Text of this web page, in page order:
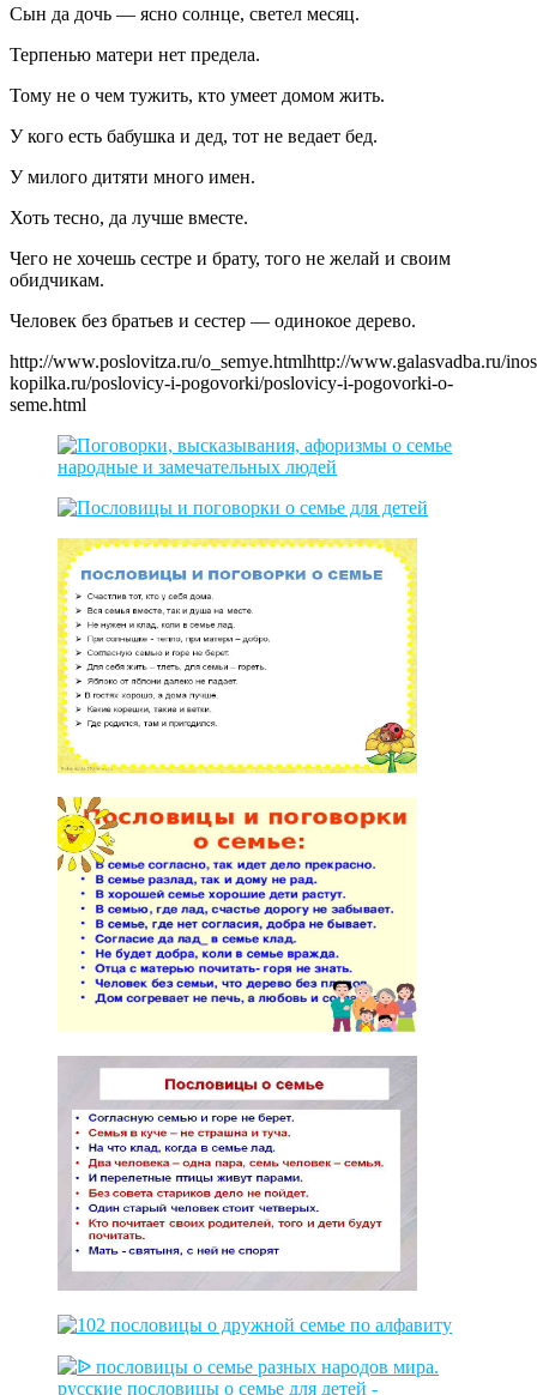
Сын да дочь — ясно солнце, светел месяц.
Терпенью матери нет предела.
Тому не о чем тужить, кто умеет домом жить.
У кого есть бабушка и дед, тот не ведает бед.
У милого дитяти много имен.
Хоть тесно, да лучше вместе.
Чего не хочешь сестре и брату, того не желай и своим
обидчикам.
Человек без братьев и сестер — одинокое дерево.
http://www.poslovitza.ru/o_semye.htmlhttp://www.galasvadba.ru/
kopilka.ru/poslovicy-i-pogovorki/poslovicy-i-pogovorki-o-
seme.html